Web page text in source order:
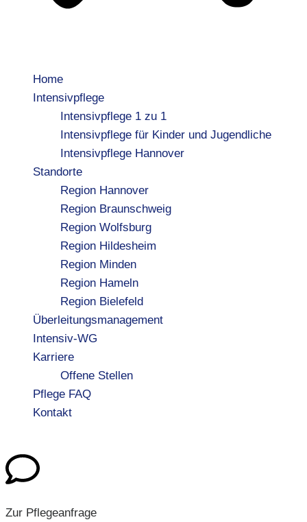
Home
Intensivpflege
Intensivpflege 1 zu 1
Intensivpflege für Kinder und Jugendliche
Intensivpflege Hannover
Standorte
Region Hannover
Region Braunschweig
Region Wolfsburg
Region Hildesheim
Region Minden
Region Hameln
Region Bielefeld
Überleitungsmanagement
Intensiv-WG
Karriere
Offene Stellen
Pflege FAQ
Kontakt
Zur Pflegeanfrage